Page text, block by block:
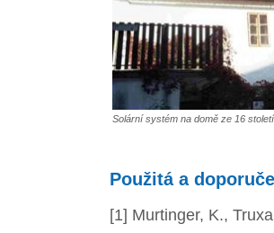
Solární systém na domě ze 16
Použitá a
[1] Murtinger, K.,